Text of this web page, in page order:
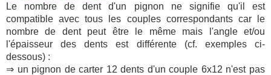
Le nombre de dent d'un pignon ne signifie qu'il est
compatible avec tous les couples correspondants car le
nombre de dent peut être le même mais l'angle et/ou
l'épaisseur des dents est différente (cf. exemples ci-
dessous) :
⇒ un pignon de carter 12 dents d'un couple 6x12 n'est pas